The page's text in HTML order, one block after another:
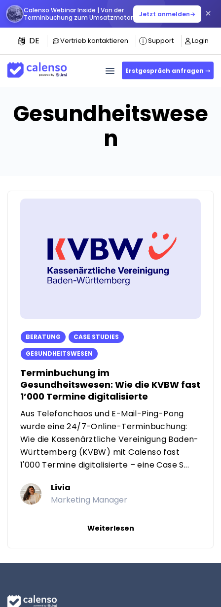
Calenso Webinar Inside | Von der
Terminbuchung zum Umsatzmotor
Jetzt anmelden→ ×
DE Vertrieb kontaktieren Support Login
Erstgespräch anfragen ➝
Gesundheitswese
n
BERATUNG
CASE STUDIES
GESUNDHEITSWESEN
Terminbuchung im
Gesundheitswesen: Wie die KVBW fast
1’000 Termine digitalisierte
Aus Telefonchaos und E-Mail-Ping-Pong
wurde eine 24/7-Online-Terminbuchung:
Wie die Kassenärztliche Vereinigung Baden-
Württemberg (KVBW) mit Calenso fast
1'000 Termine digitalisierte – eine Case S...
Livia
Marketing Manager
Weiterlesen